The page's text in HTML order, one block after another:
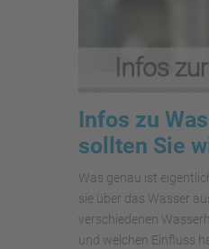
Infos zu
sollten Sie
Was genau ist
sie über das Wasser
verschiedenen
und welchen Einfluss